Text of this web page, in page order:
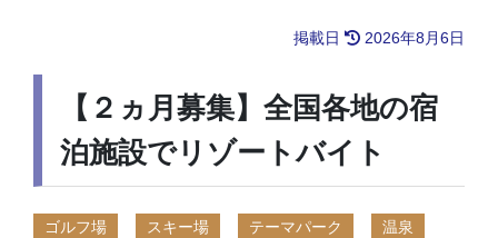
掲載日 2026年8月6日
【２ヵ月募集】全国各地の宿
泊施設でリゾートバイト
ゴルフ場 スキー場 テーマパーク
温泉